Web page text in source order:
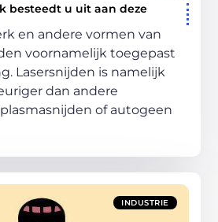
besteedt u uit aan deze
en andere vormen van
voornamelijk toegepast
Lasersnijden is namelijk
dan andere
of autogeen
INDUSTRIE